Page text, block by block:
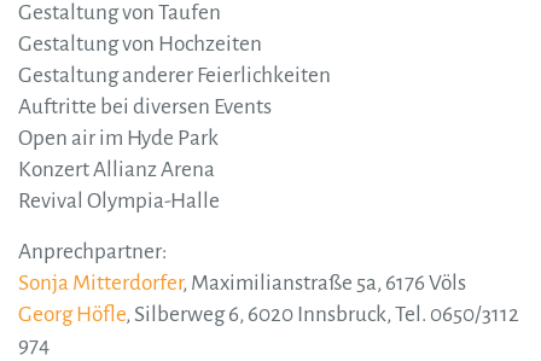
Gestaltung von Taufen
Gestaltung von Hochzeiten
Gestaltung anderer Feierlichkeiten
Auftritte bei diversen Events
Open air im Hyde Park
Konzert Allianz Arena
Revival Olympia-Halle
Anprechpartner:
Sonja Mitterdorfer, Maximilianstraße 5a, 6176 Völs
Georg Höfle, Silberweg 6, 6020 Innsbruck, Tel. 0650/3112
974